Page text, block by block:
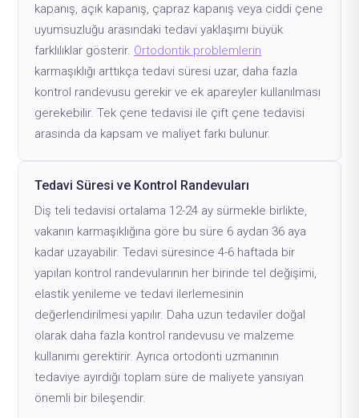
kapanış, açık kapanış, çapraz kapanış veya ciddi çene
uyumsuzluğu arasındaki tedavi yaklaşımı büyük
farklılıklar gösterir. Ortodontik problemlerin
karmaşıklığı arttıkça tedavi süresi uzar, daha fazla
kontrol randevusu gerekir ve ek apareyler kullanılması
gerekebilir. Tek çene tedavisi ile çift çene tedavisi
arasında da kapsam ve maliyet farkı bulunur.
Tedavi Süresi ve Kontrol Randevuları
Diş teli tedavisi ortalama 12-24 ay sürmekle birlikte,
vakanın karmaşıklığına göre bu süre 6 aydan 36 aya
kadar uzayabilir. Tedavi süresince 4-6 haftada bir
yapılan kontrol randevularının her birinde tel değişimi,
elastik yenileme ve tedavi ilerlemesinin
değerlendirilmesi yapılır. Daha uzun tedaviler doğal
olarak daha fazla kontrol randevusu ve malzeme
kullanımı gerektirir. Ayrıca ortodonti uzmanının
tedaviye ayırdığı toplam süre de maliyete yansıyan
önemli bir bileşendir.